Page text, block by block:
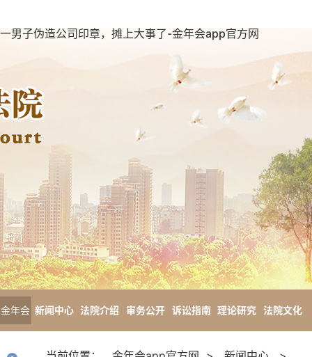
一男子伪造公司印章，摊上大事了-金年会app官方网
金年会 新闻中心 法院介绍 审务公开 诉讼指南 理论研究 法院文化